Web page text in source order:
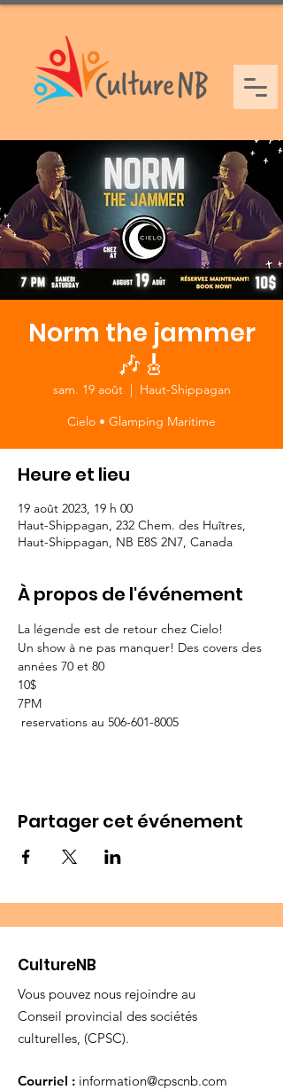
Norm the jammer
🎶🎸
sam. 19 août
  |
Haut-Shippagan
Cielo • Glamping Maritime
Heure et lieu
19 août 2023, 19 h 00
Haut-Shippagan, 232 Chem. des Huîtres,
Haut-Shippagan, NB E8S 2N7, Canada
À propos de l'événement
La légende est de retour chez Cielo!
Un show à ne pas manquer! Des covers des
années 70 et 80
10$
7PM
reservations au 506-601-8005
Partager cet événement
CultureNB
Vous pouvez nous rejoindre au
Conseil provincial des sociétés
culturelles, (CPSC).
Courriel : information@cpscnb.com